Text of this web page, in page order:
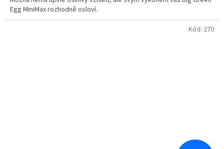
Egg MiniMax rozhodně osloví.
Kód: 270